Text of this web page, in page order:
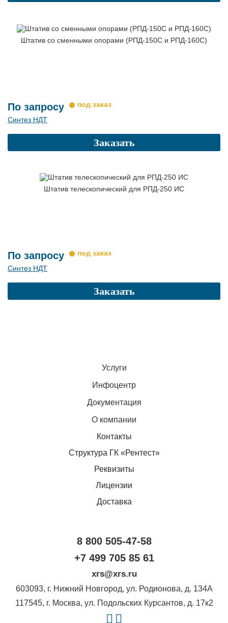
Штатив со сменными опорами (РПД-150С и РПД-160С)
По запросу
Синтез НДТ
Заказать
Штатив телескопический для РПД-250 ИС
По запросу
Синтез НДТ
Заказать
Услуги
Инфоцентр
Документация
О компании
Контакты
Структура ГК «Рентест»
Реквизиты
Лицензии
Доставка
8 800 505-47-58
+7 499 705 85 61
xrs@xrs.ru
603093, г. Нижний Новгород, ул. Родионова, д. 134А
117545, г. Москва, ул. Подольских Курсантов, д. 17к2